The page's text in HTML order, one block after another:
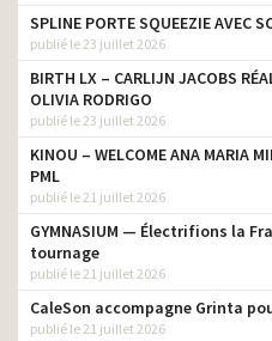
Bouygues Telecom – Bbox
Miami compatible Androïd
Air France – France is in
the air
Bouygues – Bbox
Roche Bobois – La Piscine
Bouygues Telecom –
Longboard – We love
Canal Plus- Trevor le
SPLINE PORTE SQUEEZIE AVEC
publié le 23 juillet 2026
BIRTH LX – CARLIJN JACOBS
OLIVIA RODRIGO
publié le 23 juillet 2026
KINOU – WELCOME ANA MARIA
PML
publié le 21 juillet 2026
GYMNASIUM — Électrifions la
tournage
publié le 21 juillet 2026
CaleSon accompagne Grinta
publié le 21 juillet 2026